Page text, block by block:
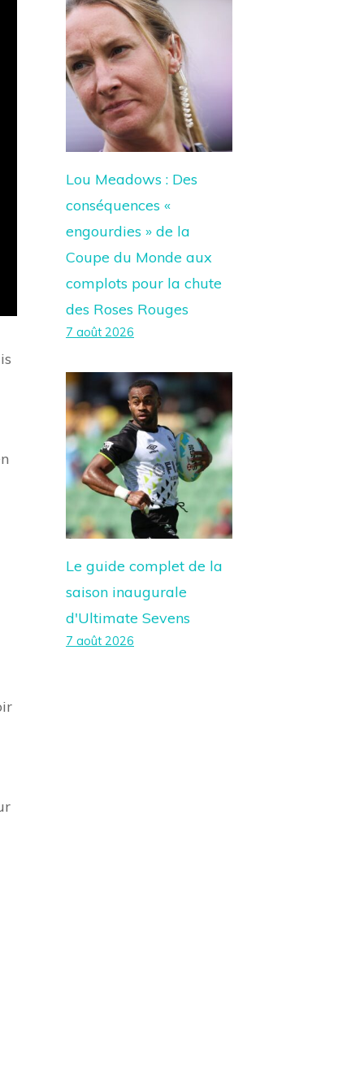
Lou Meadows : Des
conséquences «
engourdies » de la
Coupe du Monde aux
complots pour la chute
des Roses Rouges
7 août 2026
Le guide complet de la
saison inaugurale
d'Ultimate Sevens
7 août 2026